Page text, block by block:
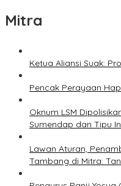
Mitra
Ketua Aliansi Suak:
Pencak Perayaan
Oknum LSM
Sumendap dan Tipu
Lawan Aturan,
Tambang di Mitra: